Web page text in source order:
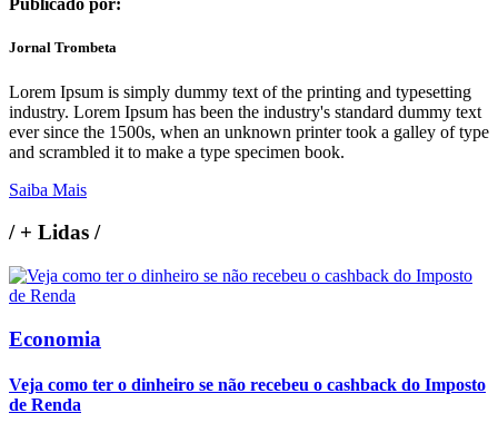
Publicado por:
Jornal Trombeta
Lorem Ipsum is simply dummy text of the printing and typesetting
industry. Lorem Ipsum has been the industry's standard dummy text
ever since the 1500s, when an unknown printer took a galley of type
and scrambled it to make a type specimen book.
Saiba Mais
/+ Lidas /
Economia
Veja como ter o dinheiro se não recebeu o cashback do Imposto
de Renda